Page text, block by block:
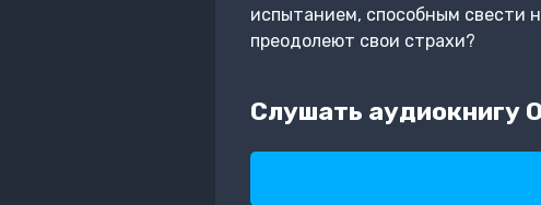
испытанием, способным свести
преодолеют свои страхи?
Слушать аудиокнигу